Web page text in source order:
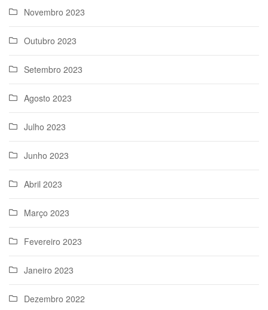
Novembro 2023
Outubro 2023
Setembro 2023
Agosto 2023
Julho 2023
Junho 2023
Abril 2023
Março 2023
Fevereiro 2023
Janeiro 2023
Dezembro 2022